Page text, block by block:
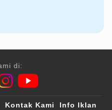
di:
Kontak Kami Info Iklan